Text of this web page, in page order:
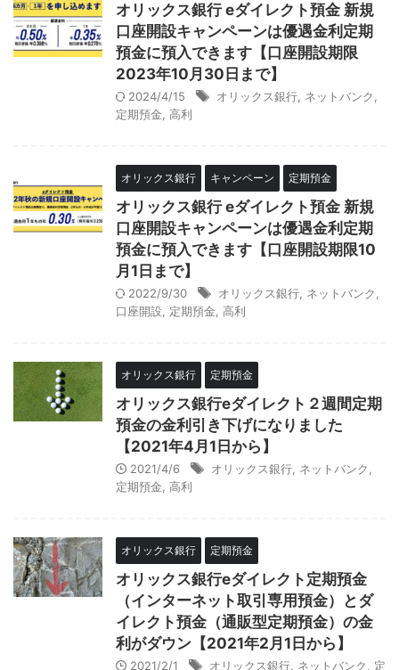
オリックス銀行 eダイレクト預金 新規
口座開設キャンペーンは優遇金利定期
預金に預入できます【口座開設期限
2023年10月30日まで】
2024/4/15 オリックス銀行 ネットバンク
定期預金 高利
オリックス銀行 キャンペーン 定期預金
オリックス銀行 eダイレクト預金 新規
口座開設キャンペーンは優遇金利定期
預金に預入できます【口座開設期限10
月1日まで】
2022/9/30 オリックス銀行 ネットバンク
口座開設
定期預金 高利
オリックス銀行 定期預金
オリックス銀行eダイレクト２週間定期
預金の金利引き下げになりました
【2021年4月1日から】
2021/4/6 オリックス銀行 ネットバンク
定期預金 高利
オリックス銀行 定期預金
オリックス銀行eダイレクト定期預金
（インターネット取引専用預金）とダ
イレクト預金（通販型定期預金）の金
利がダウン【2021年2月1日から】
2021/2/1 オリックス銀行 ネットバンク 定